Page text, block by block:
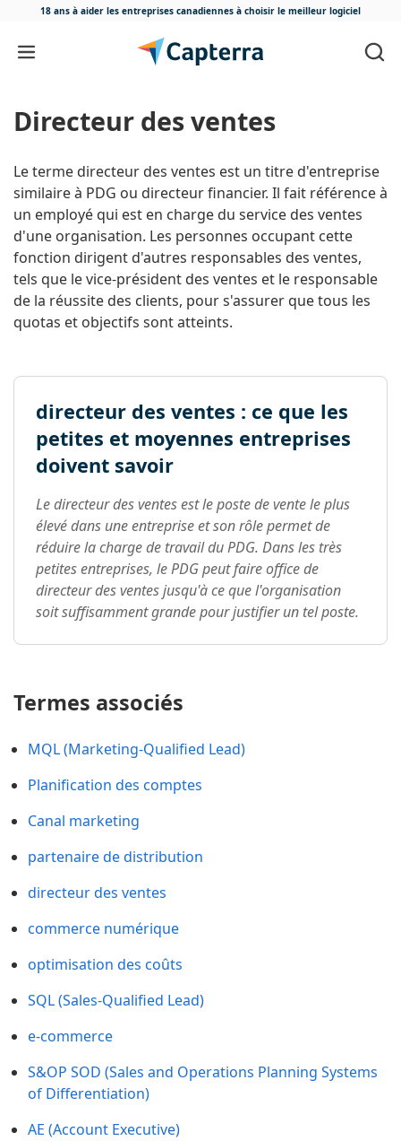
18 ans à aider les entreprises canadiennes à choisir le meilleur logiciel
Passer au contenu
directeur des ventes
Le terme directeur des ventes est un titre d'entreprise
similaire à PDG ou directeur financier. Il fait référence à
un employé qui est en charge du service des ventes
d'une organisation. Les personnes occupant cette
fonction dirigent d'autres responsables des ventes,
tels que le vice-président des ventes et le responsable
de la réussite des clients, pour s'assurer que tous les
quotas et objectifs sont atteints.
directeur des ventes : ce que les
petites et moyennes entreprises
doivent savoir
Le directeur des ventes est le poste de vente le plus
élevé dans une entreprise et son rôle permet de
réduire la charge de travail du PDG. Dans les très
petites entreprises, le PDG peut faire office de
directeur des ventes jusqu'à ce que l'organisation
soit suffisamment grande pour justifier un tel poste.
Termes associés
MQL (Marketing-Qualified Lead)
Planification des comptes
Canal marketing
partenaire de distribution
directeur des ventes
commerce numérique
optimisation des coûts
SQL (Sales-Qualified Lead)
e-commerce
S&OP SOD (Sales and Operations Planning Systems
of Differentiation)
AE (Account Executive)